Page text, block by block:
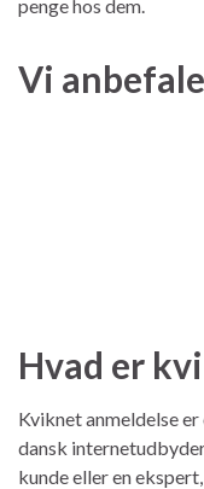
penge hos dem.
Vi
Hvad er
Kviknet anmeldelse
dansk
kunde eller en